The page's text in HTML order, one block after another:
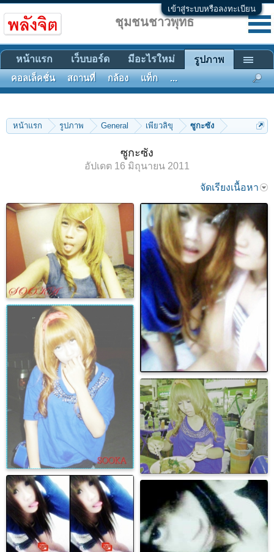
เข้าสู่ระบบหรือลงทะเบียน
หน้าแรก รูปภาพ General เพียวลิขุ ซูกะซัง
ซูกะซัง
อัปเดต 16 มิถุนายน 2011
จัดเรียงเนื้อหา
ชุมชนชาวพุทธ
หน้าแรก เว็บบอร์ด มีอะไรใหม่ รูปภาพ
คอลเล็คชั่น สถานที่ กล้อง แท็ก ...